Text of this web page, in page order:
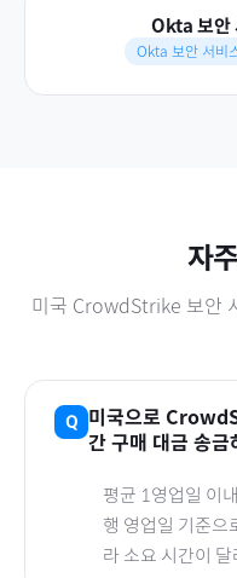
Okta 보안
Okta 보안 서비
자
미국 CrowdStrike 보안
미국으로
간구매 대금 송금
평균 1영업일 이
행 영업일 기준으
라 소요 시간이